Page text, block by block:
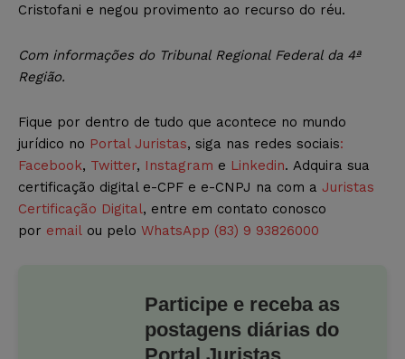
Cristofani e negou provimento ao recurso do réu.
Com informações do Tribunal Regional Federal da 4ª
Região.
Fique por dentro de tudo que acontece no mundo
jurídico no Portal Juristas, siga nas redes sociais:
Facebook, Twitter, Instagram e Linkedin. Adquira sua
certificação digital e-CPF e e-CNPJ na com a Juristas
Certificação Digital, entre em contato conosco
por email ou pelo WhatsApp (83) 9 93826000
Participe e receba as
postagens diárias do